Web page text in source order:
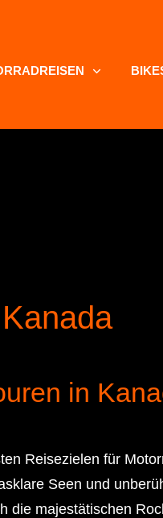
in
Reisezielen für
Seen und
die majestätischen